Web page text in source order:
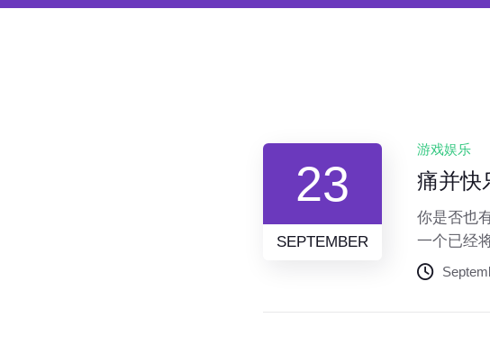
23
SEPTEMBER
游戏娱乐
痛并快
你是否也
一个已经
手柄，但